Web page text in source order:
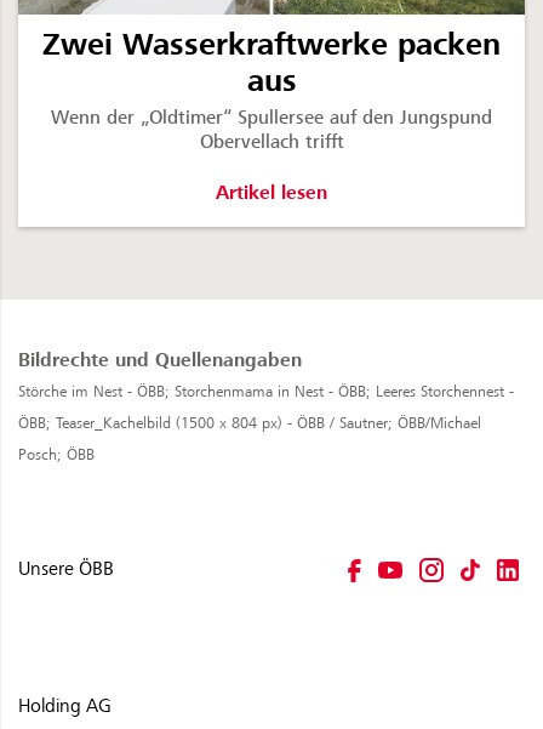
Zwei Wasserkraftwerke packen
aus
Wenn der „Oldtimer“ Spullersee auf den Jungspund
Obervellach trifft
Zwei Wasserkraftwerke packen aus
Artikel lesen
Bildrechte und Quellenangaben
Störche im Nest - ÖBB; Storchenmama in Nest - ÖBB; Leeres Storchennest -
ÖBB; Teaser_Kachelbild (1500 x 804 px) - ÖBB / Sautner; ÖBB/Michael
Posch; ÖBB
Unsere ÖBB
Holding AG